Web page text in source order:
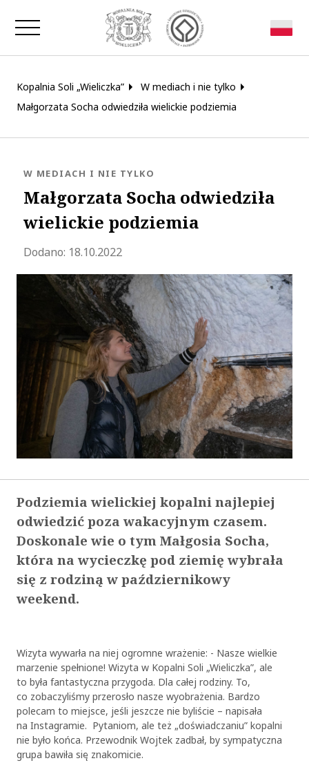
Zamknij okno
Kopalnia Soli „Wieliczka”
W mediach i nie tylko
Małgorzata Socha odwiedziła wielickie podziemia
Małgorzata Socha odwiedziła
wielickie podziemia
KATEGORIA:
W MEDIACH I NIE TYLKO
Dodano: 18.10.2022Zaktualizowano 2022-10-18 14:45:27
Podziemia wielickiej kopalni najlepiej
odwiedzić poza wakacyjnym czasem.
Doskonale wie o tym Małgosia Socha,
która na wycieczkę pod ziemię wybrała
się z rodziną w październikowy
weekend.
Wizyta wywarła na niej ogromne wrażenie: - Nasze wielkie
marzenie spełnione! Wizyta w Kopalni Soli „Wieliczka”, ale
to była fantastyczna przygoda. Dla całej rodziny. To,
co zobaczyliśmy przerosło nasze wyobrażenia. Bardzo
polecam to miejsce, jeśli jeszcze nie byliście – napisała
na Instagramie. Pytaniom, ale też „doświadczaniu” kopalni
nie było końca. Przewodnik Wojtek zadbał, by sympatyczna
grupa bawiła się znakomicie.